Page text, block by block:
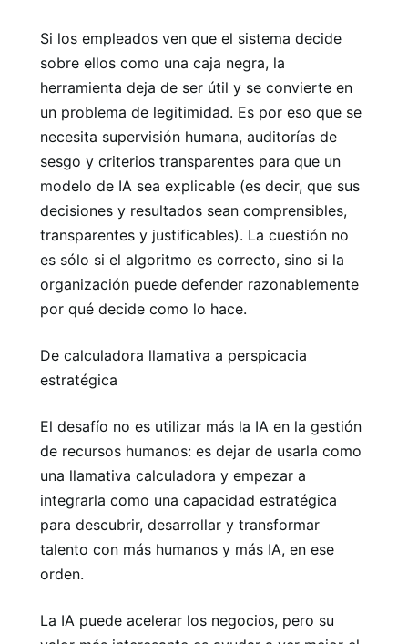
Si los empleados ven que el sistema decide
sobre ellos como una caja negra, la
herramienta deja de ser útil y se convierte en
un problema de legitimidad. Es por eso que se
necesita supervisión humana, auditorías de
sesgo y criterios transparentes para que un
modelo de IA sea explicable (es decir, que sus
decisiones y resultados sean comprensibles,
transparentes y justificables). La cuestión no
es sólo si el algoritmo es correcto, sino si la
organización puede defender razonablemente
por qué decide como lo hace.
De calculadora llamativa a perspicacia
estratégica
El desafío no es utilizar más la IA en la gestión
de recursos humanos: es dejar de usarla como
una llamativa calculadora y empezar a
integrarla como una capacidad estratégica
para descubrir, desarrollar y transformar
talento con más humanos y más IA, en ese
orden.
La IA puede acelerar los negocios, pero su